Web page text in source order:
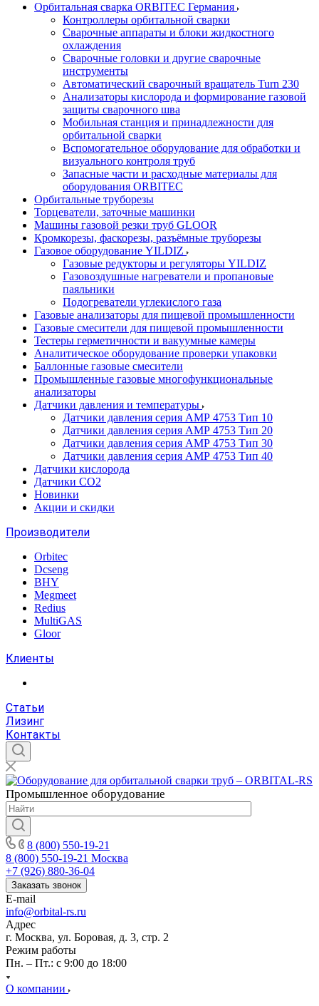
Орбитальная сварка ORBITEC Германия
Контроллеры орбитальной сварки
Сварочные аппараты и блоки жидкостного
охлаждения
Сварочные головки и другие сварочные
инструменты
Автоматический сварочный вращатель Turn 230
Анализаторы кислорода и формирование газовой
защиты сварочного шва
Мобильная станция и принадлежности для
орбитальной сварки
Вспомогательное оборудование для обработки и
визуального контроля труб
Запасные части и расходные материалы для
оборудования ORBITEC
Орбитальные труборезы
Торцеватели, заточные машинки
Машины газовой резки труб GLOOR
Кромкорезы, фаскорезы, разъёмные труборезы
Газовое оборудование YILDIZ
Газовые редукторы и регуляторы YILDIZ
Газовоздушные нагреватели и пропановые
паяльники
Подогреватели углекислого газа
Газовые анализаторы для пищевой промышленности
Газовые смесители для пищевой промышленности
Тестеры герметичности и вакуумные камеры
Аналитическое оборудование проверки упаковки
Баллонные газовые смесители
Промышленные газовые многофункциональные
анализаторы
Датчики давления и температуры
Датчики давления серия АМР 4753 Тип 10
Датчики давления серия АМР 4753 Тип 20
Датчики давления серия АМР 4753 Тип 30
Датчики давления серия АМР 4753 Тип 40
Датчики кислорода
Датчики CO2
Новинки
Акции и скидки
Производители
Orbitec
Dcseng
BHY
Megmeet
Redius
MultiGAS
Gloor
Клиенты
Статьи
Лизинг
Контакты
Промышленное оборудование
8 (800) 550-19-21
8 (800) 550-19-21 Москва
+7 (926) 880-36-04
Заказать звонок
E-mail
info@orbital-rs.ru
Адрес
г. Москва, ул. Боровая, д. 3, стр. 2
Режим работы
Пн. – Пт.: с 9:00 до 18:00
О компании